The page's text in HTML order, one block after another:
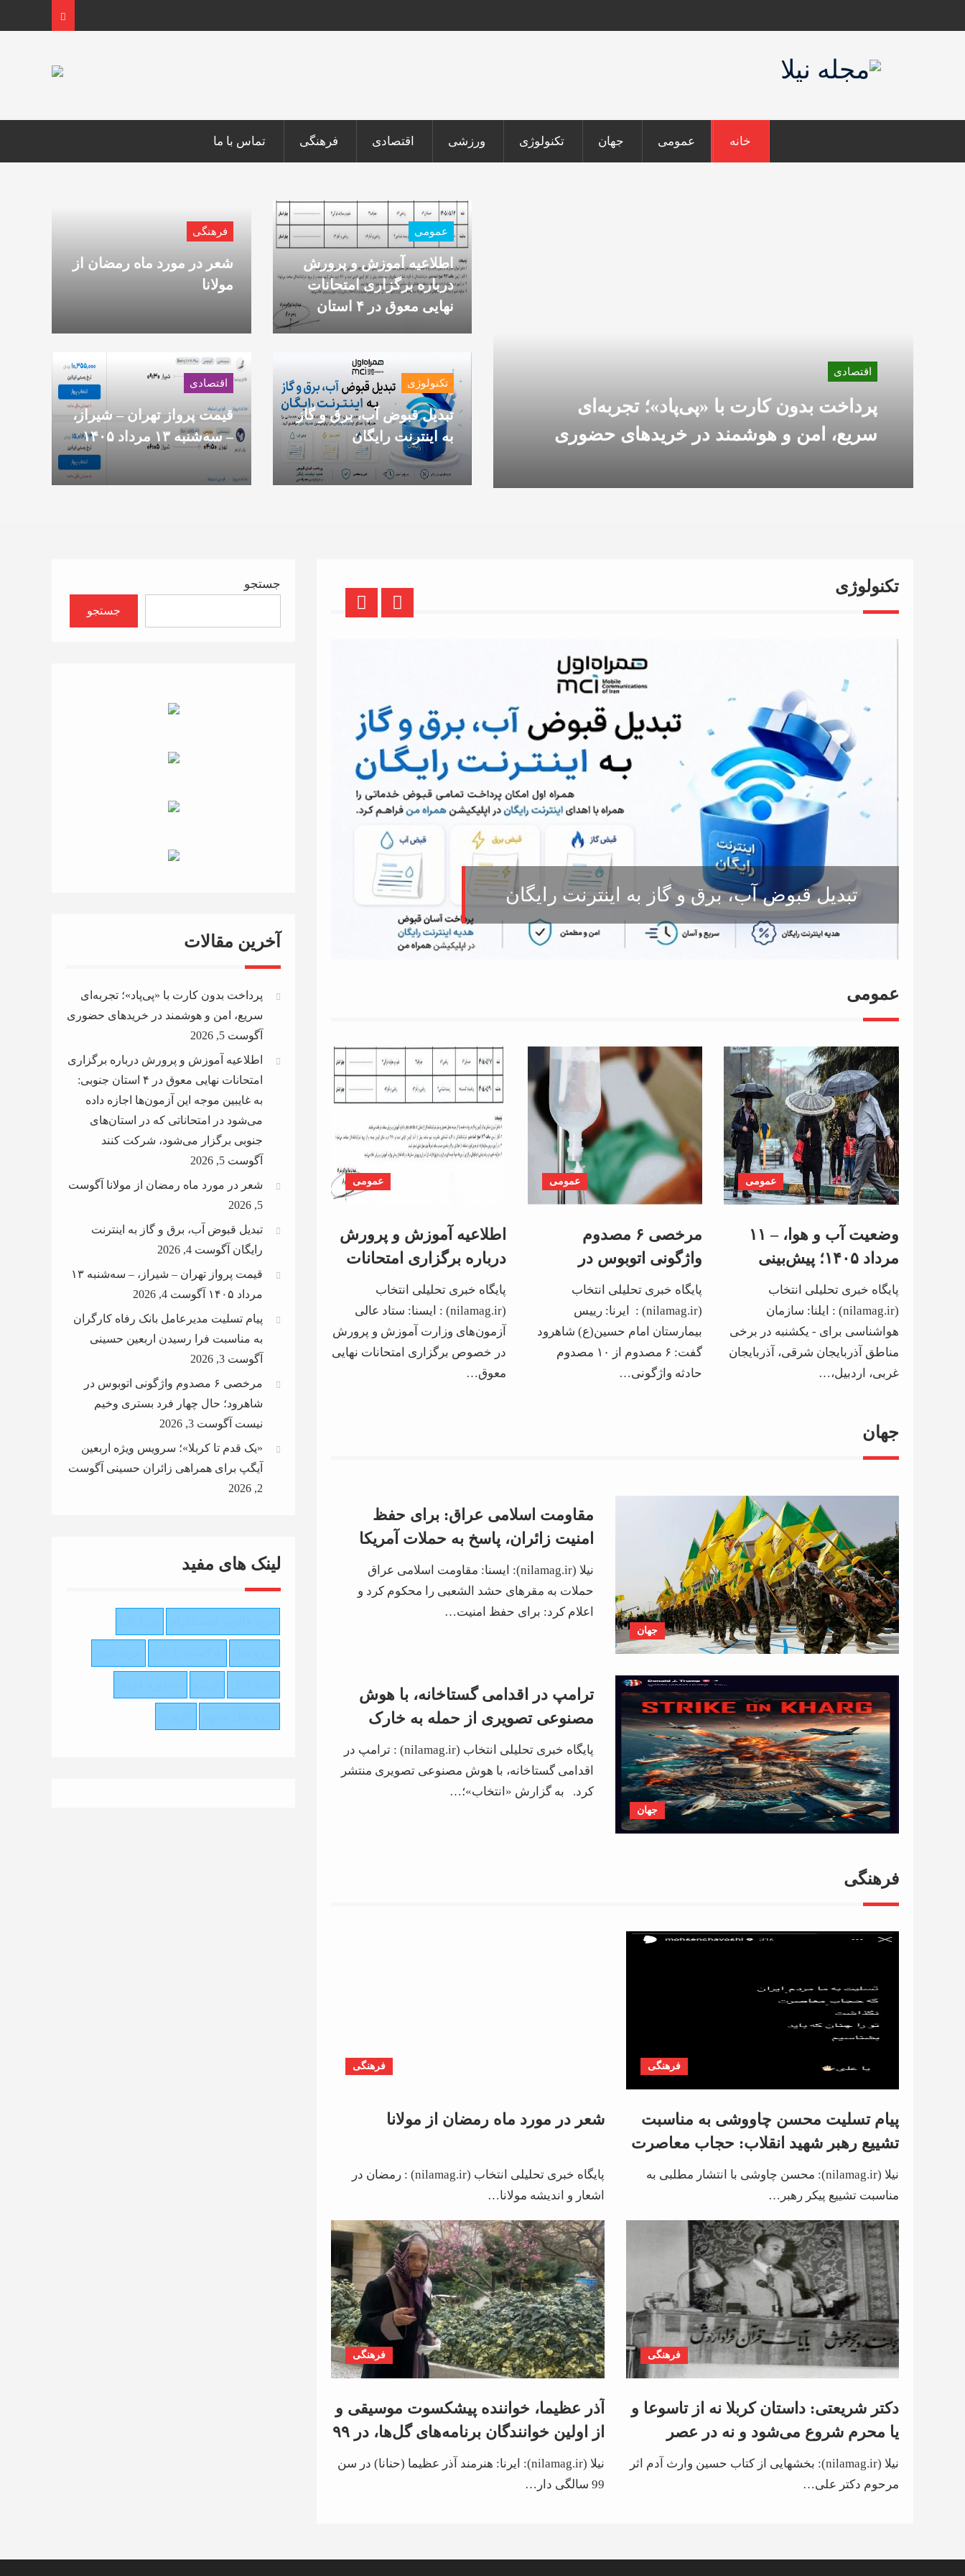
خانه عمومی جهان تکنولوژی ورزشی اقتصادی فرهنگی تماس با ما
اقتصادی
پرداخت بدون کارت با «پی‌پاد»؛ تجربه‌ای
سریع، امن و هوشمند در خریدهای حضوری
عمومی
اطلاعیه آموزش و پرورش
درباره برگزاری امتحانات
نهایی معوق در ۴ استان
جنوبی: به غایبین موجه این
در امتحاناتی که در
استان‌های جنوبی برگزار
می‌شود، شرکت کنند
فرهنگی
شعر در مورد ماه رمضان از
مولانا
تکنولوژی
تبدیل قبوض آب، برق و گاز
به اینترنت رایگان
اقتصادی
قیمت پرواز تهران – شیراز،
– سه‌شنبه ۱۳ مرداد ۱۴۰۵
تکنولوژی
تبدیل قبوض آب، برق و گاز به اینترنت رایگان
عمومی
عمومی
اطلاعیه آموزش و پرورش
درباره برگزاری امتحانات
نهایی معوق در ۴ استان
جنوبی: به غایبین موجه این
آزمون‌ها اجازه داده
می‌شود در امتحاناتی که در
استان‌های جنوبی برگزار
پایگاه خبری تحلیلی انتخاب
(nilamag.ir) : ایسنا: ستاد عالی
آزمون‌های وزارت آموزش و پرورش
در خصوص برگزاری امتحانات نهایی
معوق…
عمومی
مرخصی ۶ مصدوم
واژگونی اتوبوس در
شاهرود؛ حال چهار فرد
بستری وخیم نیست
پایگاه خبری تحلیلی انتخاب
(nilamag.ir) : ایرنا: رییس
بیمارستان امام حسین(ع) شاهرود
گفت: ۶ مصدوم از ۱۰ مصدوم
حادثه واژگونی…
عمومی
وضعیت آب و هوا، – ۱۱
مرداد ۱۴۰۵؛ پیش‌بینی
رگبار باران در برخی
مناطق
پایگاه خبری تحلیلی انتخاب
(nilamag.ir) : ایلنا: سازمان
هواشناسی برای - یکشنبه در برخى
مناطق آذربایجان شرقى، آذربایجان
غربى، اردبیل،…
جهان
جهان
مقاومت اسلامی عراق: برای حفظ
امنیت زائران، پاسخ به حملات آمریکا
علیه حشدالشعبی را به پس از مراسم
اربعین موکول کردیم
نیلا (nilamag.ir): ایسنا: مقاومت اسلامی عراق
حملات به مقرهای حشد الشعبی را محکوم کرد و
اعلام کرد: برای حفظ امنیت…
جهان
ترامپ در اقدامی گستاخانه، با هوش
مصنوعی تصویری از حمله به خارک
منتشر کرد
پایگاه خبری تحلیلی انتخاب (nilamag.ir) : ترامپ در
اقدامی گستاخانه، با هوش مصنوعی تصویری منتشر
کرد. به گزارش «انتخاب»؛…
فرهنگی
فرهنگی
شعر در مورد ماه رمضان از مولانا
پایگاه خبری تحلیلی انتخاب (nilamag.ir) : رمضان در
اشعار و اندیشه مولانا…
فرهنگی
پیام تسلیت محسن چاووشی به مناسبت
تشییع رهبر شهید انقلاب: حجاب معاصرت
نگذاشت تو را چنان که باید بشناسیم
نیلا (nilamag.ir): محسن چاوشی با انتشار مطلبی به
مناسبت تشییع پیکر رهبر…
فرهنگی
آذر عظیما، خواننده پیشکسوت موسیقی و
از اولین خوانندگان برنامه‌های گل‌ها، در ۹۹
سالگی درگذشتنیلا (nilamag.ir): ایرنا: هنرمند آذر عظیما (حنانا) در سن
99 سالگی دار…
فرهنگی
دکتر شریعتی: داستان کربلا نه از تاسوعا و
یا محرم شروع می‌شود و نه در عصر
عاشورا و اربعین تمام می‌شود / از کودک
حسین (ع) گرفته تا برادرش همه برادرانه
نیلا (nilamag.ir): بخشهایی از کتاب حسین وارث آدم اثر
مرحوم دکتر علی…
جستجو
جستجو
آخرین مقالات
پرداخت بدون کارت با «پی‌پاد»؛ تجربه‌ای
سریع، امن و هوشمند در خریدهای حضوری
آگوست 5, 2026
اطلاعیه آموزش و پرورش درباره برگزاری
امتحانات نهایی معوق در ۴ استان جنوبی:
به غایبین موجه این آزمون‌ها اجازه داده
می‌شود در امتحاناتی که در استان‌های
جنوبی برگزار می‌شود، شرکت کنند
آگوست 5, 2026
شعر در مورد ماه رمضان از مولانا آگوست
5, 2026
تبدیل قبوض آب، برق و گاز به اینترنت
رایگان آگوست 4, 2026
قیمت پرواز تهران – شیراز، – سه‌شنبه ۱۳
مرداد ۱۴۰۵
آگوست 4, 2026
پیام تسلیت مدیرعامل بانک رفاه کارگران
به مناسبت فرا رسیدن اربعین حسینی
آگوست 3, 2026
مرخصی ۶ مصدوم واژگونی اتوبوس در
شاهرود؛ حال چهار فرد بستری وخیم
نیست آگوست 3, 2026
«یک قدم تا کربلا»؛ سرویس ویژه اربعین
آیگپ برای همراهی زائران حسینی آگوست
2, 2026
لینک های مفید